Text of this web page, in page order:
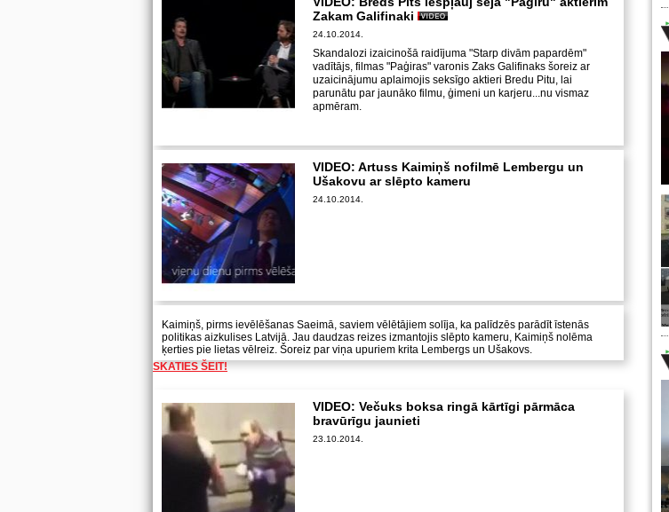
Zakam Galifinaki
24.10.2014.
Skandalozi izaicinošā raidījuma "Starp divām papardēm"
vadītājs, filmas "Paģiras" varonis Zaks Galifinaks šoreiz ar
uzaicinājumu aplaimojis seksīgo aktieri Bredu Pitu, lai
parunātu par jaunāko filmu, ģimeni un karjeru...nu vismaz
apmēram.
VIDEO: Artuss Kaimiņš nofilmē Lembergu un
Ušakovu ar slēpto kameru
24.10.2014.
Kaimiņš, pirms ievēlēšanas Saeimā, saviem vēlētājiem solīja, ka palīdzēs parādīt īstenās
politikas aizkulises Latvijā. Jau daudzas reizes izmantojis slēpto kameru, Kaimiņš nolēma
ķerties pie lietas vēlreiz. Šoreiz par viņa upuriem krita Lembergs un Ušakovs.
SKATIES ŠEIT!
VIDEO: Večuks boksa ringā kārtīgi pārmāca
bravūrīgu jaunieti
23.10.2014.